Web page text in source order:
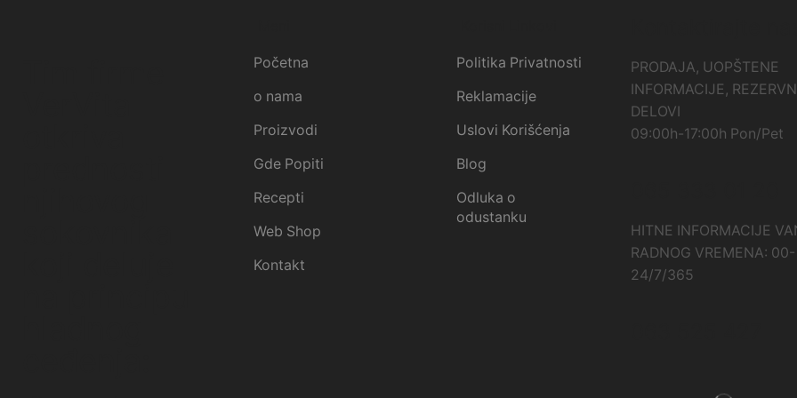
Početna
o nama
Proizvodi
Gde Popiti
Recepti
Web Shop
Kontakt
Politika Privatnosti
Reklamacije
Uslovi Korišćenja
Blog
Odluka o
odustanku
PRODAJA, UOPŠTENE
INFORMACIJE,
DELOVI
09:00h-17:00h Pon/Pet
HITNE INFORMACIJE
RADNOG VREMENA: 00-
24/7/365